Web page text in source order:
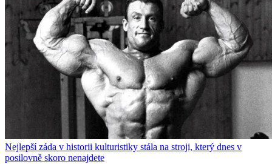
Nejlepší záda v historii kulturistiky stála na stroji, který dnes v
posilovně skoro nenajdete